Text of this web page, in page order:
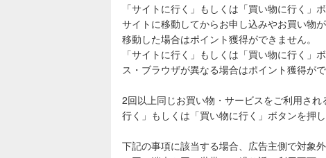
「サイトに行く」もしくは「買い物に行く」
サイトに移動してからお申し込みやお買い物
移動した場合はポイント獲得ができません。
「サイトに行く」もしくは「買い物に行く」
ス・ブラウザが異なる場合はポイント獲得がで
2回以上同じお買い物・サービスをご利用さ
行く」もしくは「買い物に行く」ボタンを押
下記の事項に該当する場合、広告主側で対象